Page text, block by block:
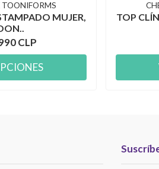
TOONIFORMS
MUJER,
CLP
TOP